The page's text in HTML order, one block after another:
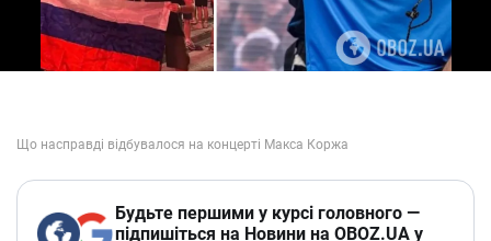
Будьте першими у курсі головного —
підпишіться на Новини на OBOZ.UA у